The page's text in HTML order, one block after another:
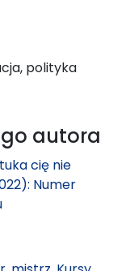
polityka
autora
cię nie
Numer